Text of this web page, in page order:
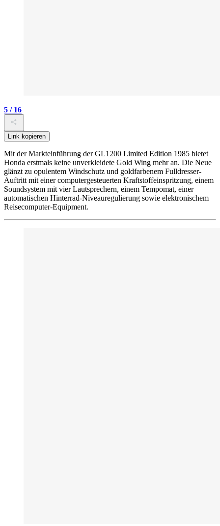
5 / 16
Link kopieren
Mit der Markteinführung der GL1200 Limited Edition 1985 bietet
Honda erstmals keine unverkleidete Gold Wing mehr an. Die Neue
glänzt zu opulentem Windschutz und goldfarbenem Fulldresser-
Auftritt mit einer computergesteuerten Kraftstoffeinspritzung, einem
Soundsystem mit vier Lautsprechern, einem Tempomat, einer
automatischen Hinterrad-Niveauregulierung sowie elektronischem
Reisecomputer-Equipment.